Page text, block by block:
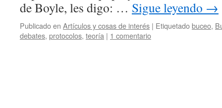
de Boyle, les digo: … Sigue leyendo →
Publicado en Artículos y cosas de interés | Etiquetadobuceo,
debates, protocolos, teoría | 1 comentario